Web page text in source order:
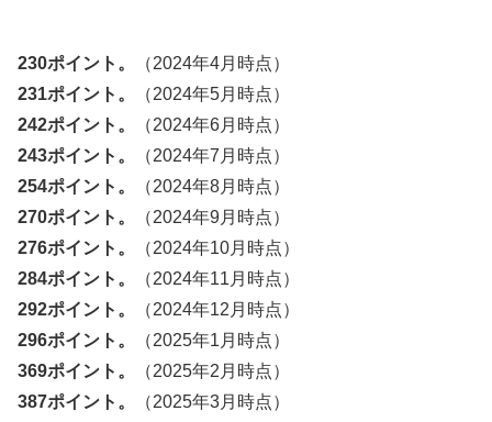
230ポイント。
（2024年4月時点）
231ポイント。
（2024年5月時点）
242ポイント。
（2024年6月時点）
243ポイント。
（2024年7月時点）
254ポイント。
（2024年8月時点）
270ポイント。
（2024年9月時点）
276ポイント。
（2024年10月時点）
284ポイント。
（2024年11月時点）
292ポイント。
（2024年12月時点）
296ポイント。
（2025年1月時点）
369ポイント。
（2025年2月時点）
387ポイント。
（2025年3月時点）